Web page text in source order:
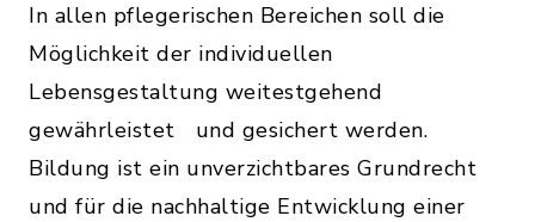
In allen pflegerischen Bereichen soll die
Möglichkeit der individuellen
Lebensgestaltung weitestgehend
gewährleistet und gesichert werden.
Bildung ist ein unverzichtbares Grundrecht
und für die nachhaltige Entwicklung einer